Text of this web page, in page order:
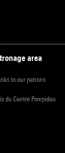
area
to our patrons
du Centre Pompidou